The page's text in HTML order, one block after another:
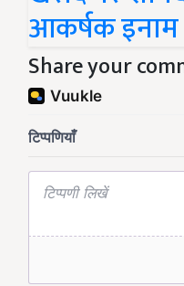
आकर्षक इनाम
Share your